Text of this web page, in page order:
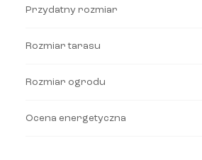
Przydatny rozmiar
Rozmiar tarasu
Rozmiar ogrodu
Ocena energetyczna